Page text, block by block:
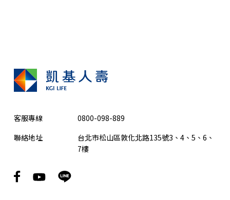
客服專線
0800-098-889
聯絡地址
台北市松山區敦化北路135號3、4、5、6、
7樓